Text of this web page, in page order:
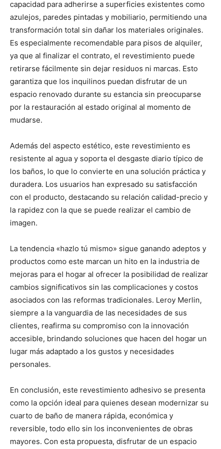
capacidad para adherirse a superficies existentes como
azulejos, paredes pintadas y mobiliario, permitiendo una
transformación total sin dañar los materiales originales.
Es especialmente recomendable para pisos de alquiler,
ya que al finalizar el contrato, el revestimiento puede
retirarse fácilmente sin dejar residuos ni marcas. Esto
garantiza que los inquilinos puedan disfrutar de un
espacio renovado durante su estancia sin preocuparse
por la restauración al estado original al momento de
mudarse.
Además del aspecto estético, este revestimiento es
resistente al agua y soporta el desgaste diario típico de
los baños, lo que lo convierte en una solución práctica y
duradera. Los usuarios han expresado su satisfacción
con el producto, destacando su relación calidad-precio y
la rapidez con la que se puede realizar el cambio de
imagen.
La tendencia «hazlo tú mismo» sigue ganando adeptos y
productos como este marcan un hito en la industria de
mejoras para el hogar al ofrecer la posibilidad de realizar
cambios significativos sin las complicaciones y costos
asociados con las reformas tradicionales. Leroy Merlin,
siempre a la vanguardia de las necesidades de sus
clientes, reafirma su compromiso con la innovación
accesible, brindando soluciones que hacen del hogar un
lugar más adaptado a los gustos y necesidades
personales.
En conclusión, este revestimiento adhesivo se presenta
como la opción ideal para quienes desean modernizar su
cuarto de baño de manera rápida, económica y
reversible, todo ello sin los inconvenientes de obras
mayores. Con esta propuesta, disfrutar de un espacio